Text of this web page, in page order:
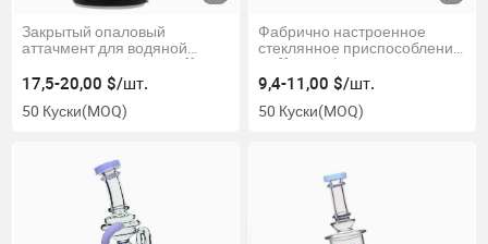
Закрытый опаловый
аттачмент для водяной
курительной трубки Puffco
Peak PRO
17,5-20,00 $/шт.
50 Куски(MOQ)
Фабрично настроенное
стеклянное приспособление
Puffco Peak PRO для замены
сухой курительной трубки с
вращающимся ДНК,
заключенным в опал
9,4-11,00 $/шт.
50 Куски(MOQ)